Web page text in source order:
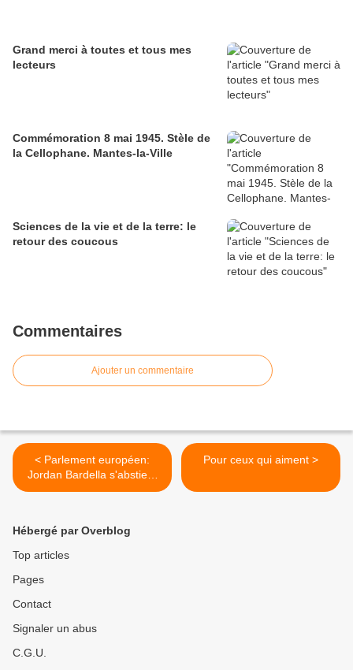
Grand merci à toutes et tous mes
lecteurs
Commémoration 8 mai 1945. Stèle de
la Cellophane. Mantes-la-Ville
Sciences de la vie et de la terre: le
retour des coucous
Commentaires
Ajouter un commentaire
< Parlement européen:
Jordan Bardella s'abstient
sur un texte pour faciliter
Pour ceux qui aiment >
Hébergé par Overblog
Top articles
Pages
Contact
Signaler un abus
C.G.U.